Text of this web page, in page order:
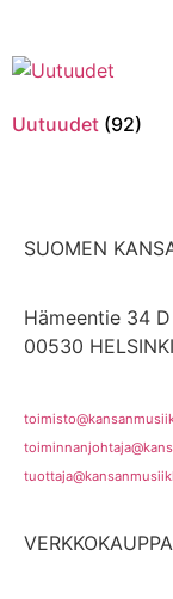
Uutuudet (92)
SUOMEN
Hämeentie 34 D
00530 HELSINKI
VERKKOKAUPPA